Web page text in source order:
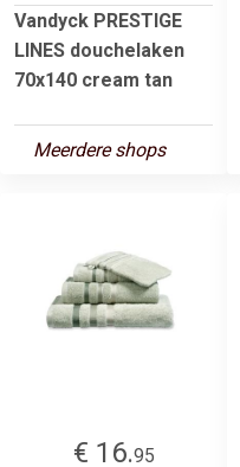
Vandyck PRESTIGE
LINES douchelaken
70x140 cream tan
Meerdere shops
€ 16.95